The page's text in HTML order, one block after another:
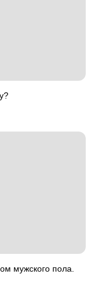
мужского пола.